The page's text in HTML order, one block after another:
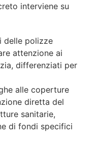
interviene su
delle polizze
attenzione ai
differenziati per
alle coperture
diretta del
sanitarie,
di fondi specifici